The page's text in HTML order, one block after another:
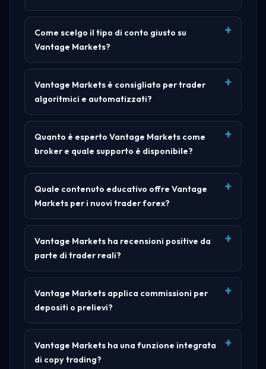
Come scelgo il tipo di conto giusto su
Vantage Markets?
Vantage Markets è consigliato per trader
algoritmici e automatizzati?
Quanto è esperto Vantage Markets come
broker e quale supporto è disponibile?
Quale contenuto educativo offre Vantage
Markets per i nuovi trader forex?
Vantage Markets ha recensioni positive da
parte di trader reali?
Vantage Markets applica commissioni per
depositi o prelievi?
Vantage Markets ha una funzione integrata
di copy trading?